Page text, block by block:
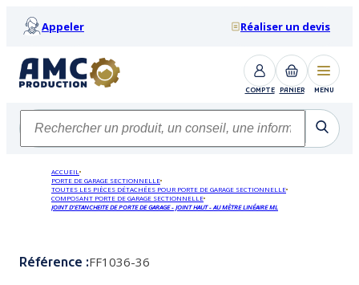
Appeler Réaliser un devis
COMPTE PANIER MENU
ACCUEIL
PORTE DE GARAGE SECTIONNELLE
TOUTES LES PIÈCES DÉTACHÉES POUR PORTE DE GARAGE SECTIONNELLE
COMPOSANT PORTE DE GARAGE SECTIONNELLE
JOINT D'ETANCHEITE DE PORTE DE GARAGE - JOINT HAUT - AU MÈTRE LINÉAIRE ML
Référence :FF1036-36